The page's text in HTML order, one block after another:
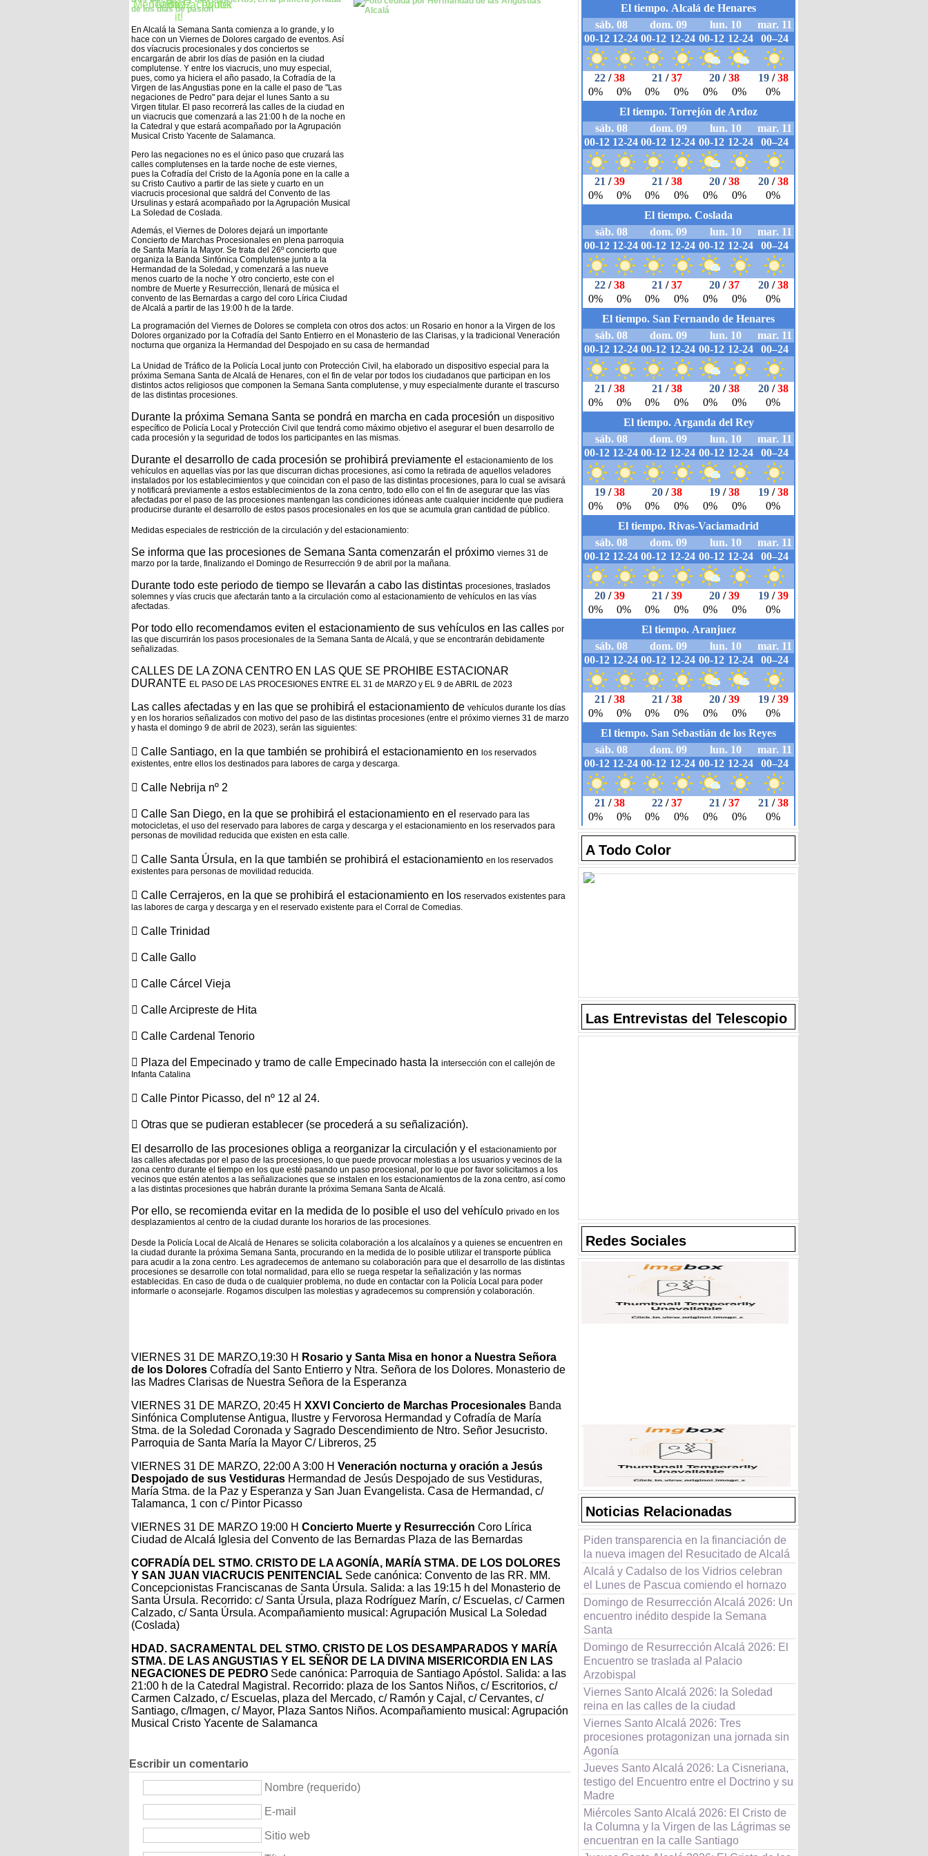
de los días de pasión
En Alcalá la Semana Santa comienza a lo grande, y lo
hace con un Viernes de Dolores cargado de eventos. Así
dos víacrucis procesionales y dos conciertos se
encargarán de abrir los días de pasión en la ciudad
complutense. Y entre los viacrucis, uno muy especial,
pues, como ya hiciera el año pasado, la Cofradía de la
Virgen de las Angustias pone en la calle el paso de "Las
negaciones de Pedro" para dejar el lunes Santo a su
Virgen titular. El paso recorrerá las calles de la ciudad en
un viacrucis que comenzará a las 21:00 h de la noche en
la Catedral y que estará acompañado por la Agrupación
Musical Cristo Yacente de Salamanca.
Pero las negaciones no es el único paso que cruzará las
calles complutenses en la tarde noche de este viernes,
pues la Cofradía del Cristo de la Agonía pone en la calle a
su Cristo Cautivo a partir de las siete y cuarto en un
viacrucis procesional que saldrá del Convento de las
Ursulinas y estará acompañado por la Agrupación Musical
La Soledad de Coslada.
Además, el Viernes de Dolores dejará un importante
Concierto de Marchas Procesionales en plena parroquia
de Santa María la Mayor. Se trata del 26º concierto que
organiza la Banda Sinfónica Complutense junto a la
Hermandad de la Soledad, y comenzará a las nueve
menos cuarto de la noche Y otro concierto, este con el
nombre de Muerte y Resurrección, llenará de música el
convento de las Bernardas a cargo del coro Lírica Ciudad
de Alcalá a partir de las 19:00 h de la tarde.
La programación del Viernes de Dolores se completa con otros dos actos: un Rosario en honor a la Virgen de los
Dolores organizado por la Cofradía del Santo Entierro en el Monasterio de las Clarisas, y la tradicional Veneración
nocturna que organiza la Hermandad del Despojado en su casa de hermandad
La Unidad de Tráfico de la Policía Local junto con Protección Civil, ha elaborado un dispositivo especial para la
próxima Semana Santa de Alcalá de Henares, con el fin de velar por todos los ciudadanos que participan en los
distintos actos religiosos que componen la Semana Santa complutense, y muy especialmente durante el trascurso
de las distintas procesiones.
Durante la próxima Semana Santa se pondrá en marcha en cada procesión un dispositivo
específico de Policía Local y Protección Civil que tendrá como máximo objetivo el asegurar el buen desarrollo de
cada procesión y la seguridad de todos los participantes en las mismas.
Durante el desarrollo de cada procesión se prohibirá previamente el estacionamiento de los
vehículos en aquellas vías por las que discurran dichas procesiones, así como la retirada de aquellos veladores
instalados por los establecimientos y que coincidan con el paso de las distintas procesiones, para lo cual se avisará
y notificará previamente a estos establecimientos de la zona centro, todo ello con el fin de asegurar que las vías
afectadas por el paso de las procesiones mantengan las condiciones idóneas ante cualquier incidente que pudiera
producirse durante el desarrollo de estos pasos procesionales en los que se acumula gran cantidad de público.
Medidas especiales de restricción de la circulación y del estacionamiento:
Se informa que las procesiones de Semana Santa comenzarán el próximo viernes 31 de
marzo por la tarde, finalizando el Domingo de Resurrección 9 de abril por la mañana.
Durante todo este periodo de tiempo se llevarán a cabo las distintas procesiones, traslados
solemnes y vías crucis que afectarán tanto a la circulación como al estacionamiento de vehículos en las vías
afectadas.
Por todo ello recomendamos eviten el estacionamiento de sus vehículos en las calles por
las que discurrirán los pasos procesionales de la Semana Santa de Alcalá, y que se encontrarán debidamente
señalizadas.
CALLES DE LA ZONA CENTRO EN LAS QUE SE PROHIBE ESTACIONAR
DURANTE EL PASO DE LAS PROCESIONES ENTRE EL 31 de MARZO y EL 9 de ABRIL de 2023
Las calles afectadas y en las que se prohibirá el estacionamiento de vehículos durante los días
y en los horarios señalizados con motivo del paso de las distintas procesiones (entre el próximo viernes 31 de marzo
y hasta el domingo 9 de abril de 2023), serán las siguientes:
 Calle Santiago, en la que también se prohibirá el estacionamiento en los reservados
existentes, entre ellos los destinados para labores de carga y descarga.
 Calle Nebrija nº 2
 Calle San Diego, en la que se prohibirá el estacionamiento en el reservado para las
motocicletas, el uso del reservado para labores de carga y descarga y el estacionamiento en los reservados para
personas de movilidad reducida que existen en esta calle.
 Calle Santa Úrsula, en la que también se prohibirá el estacionamiento en los reservados
existentes para personas de movilidad reducida.
 Calle Cerrajeros, en la que se prohibirá el estacionamiento en los reservados existentes para
las labores de carga y descarga y en el reservado existente para el Corral de Comedias.
 Calle Trinidad
 Calle Gallo
 Calle Cárcel Vieja
 Calle Arcipreste de Hita
 Calle Cardenal Tenorio
 Plaza del Empecinado y tramo de calle Empecinado hasta la intersección con el callejón de
Infanta Catalina
 Calle Pintor Picasso, del nº 12 al 24.
 Otras que se pudieran establecer (se procederá a su señalización).
El desarrollo de las procesiones obliga a reorganizar la circulación y el estacionamiento por
las calles afectadas por el paso de las procesiones, lo que puede provocar molestias a los usuarios y vecinos de la
zona centro durante el tiempo en los que esté pasando un paso procesional, por lo que por favor solicitamos a los
vecinos que estén atentos a las señalizaciones que se instalen en los estacionamientos de la zona centro, así como
a las distintas procesiones que habrán durante la próxima Semana Santa de Alcalá.
Por ello, se recomienda evitar en la medida de lo posible el uso del vehículo privado en los
desplazamientos al centro de la ciudad durante los horarios de las procesiones.
Desde la Policía Local de Alcalá de Henares se solicita colaboración a los alcalaínos y a quienes se encuentren en
la ciudad durante la próxima Semana Santa, procurando en la medida de lo posible utilizar el transporte pública
para acudir a la zona centro. Les agradecemos de antemano su colaboración para que el desarrollo de las distintas
procesiones se desarrolle con total normalidad, para ello se ruega respetar la señalización y las normas
establecidas. En caso de duda o de cualquier problema, no dude en contactar con la Policía Local para poder
informarle o aconsejarle. Rogamos disculpen las molestias y agradecemos su comprensión y colaboración.
VIERNES 31 DE MARZO,19:30 H Rosario y Santa Misa en honor a Nuestra Señora
de los Dolores Cofradía del Santo Entierro y Ntra. Señora de los Dolores. Monasterio de
las Madres Clarisas de Nuestra Señora de la Esperanza
VIERNES 31 DE MARZO, 20:45 H XXVI Concierto de Marchas Procesionales Banda
Sinfónica Complutense Antigua, Ilustre y Fervorosa Hermandad y Cofradía de María
Stma. de la Soledad Coronada y Sagrado Descendimiento de Ntro. Señor Jesucristo.
Parroquia de Santa María la Mayor C/ Libreros, 25
VIERNES 31 DE MARZO, 22:00 A 3:00 H Veneración nocturna y oración a Jesús
Despojado de sus Vestiduras Hermandad de Jesús Despojado de sus Vestiduras,
María Stma. de la Paz y Esperanza y San Juan Evangelista. Casa de Hermandad, c/
Talamanca, 1 con c/ Pintor Picasso
VIERNES 31 DE MARZO 19:00 H Concierto Muerte y Resurrección Coro Lírica
Ciudad de Alcalá Iglesia del Convento de las Bernardas Plaza de las Bernardas
COFRADÍA DEL STMO. CRISTO DE LA AGONÍA, MARÍA STMA. DE LOS DOLORES
Y SAN JUAN VIACRUCIS PENITENCIAL Sede canónica: Convento de las RR. MM.
Concepcionistas Franciscanas de Santa Úrsula. Salida: a las 19:15 h del Monasterio de
Santa Úrsula. Recorrido: c/ Santa Úrsula, plaza Rodríguez Marín, c/ Escuelas, c/ Carmen
Calzado, c/ Santa Úrsula. Acompañamiento musical: Agrupación Musical La Soledad
(Coslada)
HDAD. SACRAMENTAL DEL STMO. CRISTO DE LOS DESAMPARADOS Y MARÍA
STMA. DE LAS ANGUSTIAS Y EL SEÑOR DE LA DIVINA MISERICORDIA EN LAS
NEGACIONES DE PEDRO Sede canónica: Parroquia de Santiago Apóstol. Salida: a las
21:00 h de la Catedral Magistral. Recorrido: plaza de los Santos Niños, c/ Escritorios, c/
Carmen Calzado, c/ Escuelas, plaza del Mercado, c/ Ramón y Cajal, c/ Cervantes, c/
Santiago, c/Imagen, c/ Mayor, Plaza Santos Niños. Acompañamiento musical: Agrupación
Musical Cristo Yacente de Salamanca
Escribir un comentario
Nombre (requerido)
E-mail
Sitio web
A Todo Color
Las Entrevistas del Telescopio
Redes Sociales
Noticias Relacionadas
Piden transparencia en la financiación de
la nueva imagen del Resucitado de Alcalá
Alcalá y Cadalso de los Vidrios celebran
el Lunes de Pascua comiendo el hornazo
Domingo de Resurrección Alcalá 2026: Un
encuentro inédito despide la Semana
Santa
Domingo de Resurrección Alcalá 2026: El
Encuentro se traslada al Palacio
Arzobispal
Viernes Santo Alcalá 2026: la Soledad
reina en las calles de la ciudad
Viernes Santo Alcalá 2026: Tres
procesiones protagonizan una jornada sin
Agonía
Jueves Santo Alcalá 2026: La Cisneriana,
testigo del Encuentro entre el Doctrino y su
Madre
Miércoles Santo Alcalá 2026: El Cristo de
la Columna y la Virgen de las Lágrimas se
encuentran en la calle Santiago